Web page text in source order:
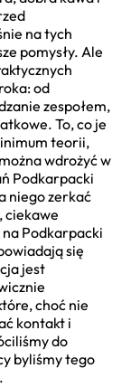
na tych
pomysły. Ale
od
zespołem,
To, co je
teorii,
wdrożyć w
Podkarpacki
niego zerkać
ciekawe
na Podkarpacki
się
jest
choć nie
kontakt i
do
byliśmy tego